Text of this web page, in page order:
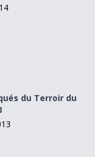
du Terroir du